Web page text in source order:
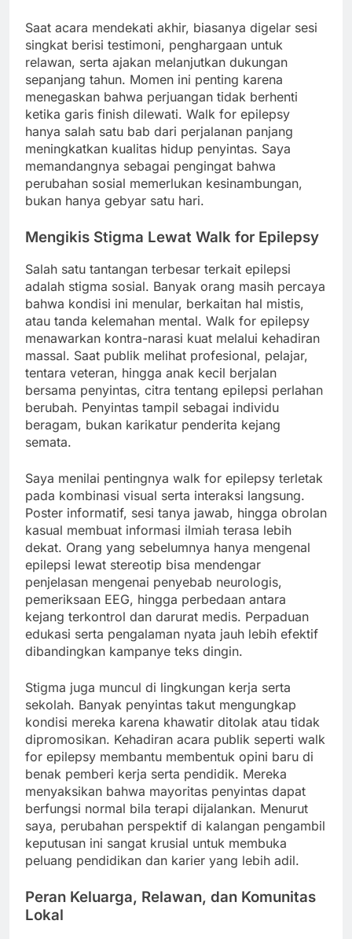
Saat acara mendekati akhir, biasanya digelar sesi
singkat berisi testimoni, penghargaan untuk
relawan, serta ajakan melanjutkan dukungan
sepanjang tahun. Momen ini penting karena
menegaskan bahwa perjuangan tidak berhenti
ketika garis finish dilewati. Walk for epilepsy
hanya salah satu bab dari perjalanan panjang
meningkatkan kualitas hidup penyintas. Saya
memandangnya sebagai pengingat bahwa
perubahan sosial memerlukan kesinambungan,
bukan hanya gebyar satu hari.
Mengikis Stigma Lewat Walk for Epilepsy
Salah satu tantangan terbesar terkait epilepsi
adalah stigma sosial. Banyak orang masih percaya
bahwa kondisi ini menular, berkaitan hal mistis,
atau tanda kelemahan mental. Walk for epilepsy
menawarkan kontra-narasi kuat melalui kehadiran
massal. Saat publik melihat profesional, pelajar,
tentara veteran, hingga anak kecil berjalan
bersama penyintas, citra tentang epilepsi perlahan
berubah. Penyintas tampil sebagai individu
beragam, bukan karikatur penderita kejang
semata.
Saya menilai pentingnya walk for epilepsy terletak
pada kombinasi visual serta interaksi langsung.
Poster informatif, sesi tanya jawab, hingga obrolan
kasual membuat informasi ilmiah terasa lebih
dekat. Orang yang sebelumnya hanya mengenal
epilepsi lewat stereotip bisa mendengar
penjelasan mengenai penyebab neurologis,
pemeriksaan EEG, hingga perbedaan antara
kejang terkontrol dan darurat medis. Perpaduan
edukasi serta pengalaman nyata jauh lebih efektif
dibandingkan kampanye teks dingin.
Stigma juga muncul di lingkungan kerja serta
sekolah. Banyak penyintas takut mengungkap
kondisi mereka karena khawatir ditolak atau tidak
dipromosikan. Kehadiran acara publik seperti walk
for epilepsy membantu membentuk opini baru di
benak pemberi kerja serta pendidik. Mereka
menyaksikan bahwa mayoritas penyintas dapat
berfungsi normal bila terapi dijalankan. Menurut
saya, perubahan perspektif di kalangan pengambil
keputusan ini sangat krusial untuk membuka
peluang pendidikan dan karier yang lebih adil.
Peran Keluarga, Relawan, dan Komunitas
Lokal